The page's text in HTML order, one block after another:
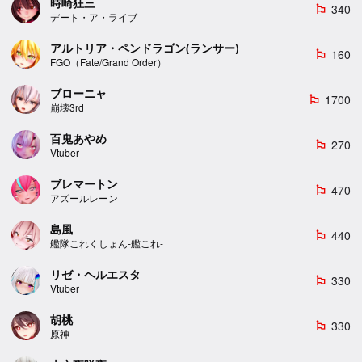
デート・ア・ライブ
emoji_flags 340
アルトリア・ペンドラゴン(ランサー)
FGO（Fate/Grand Order）
emoji_flags 160
ブローニャ
崩壊3rd
emoji_flags 1700
百鬼あやめ
Vtuber
emoji_flags 270
ブレマートン
アズールレーン
emoji_flags 470
島風
艦隊これくしょん-艦これ-
emoji_flags 440
リゼ・ヘルエスタ
Vtuber
emoji_flags 330
胡桃
原神
emoji_flags 330